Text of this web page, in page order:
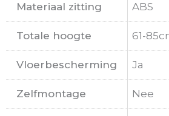
Materiaal zitting ABS
Totale hoogte 61-
Vloerbescherming Ja
Zelfmontage Nee